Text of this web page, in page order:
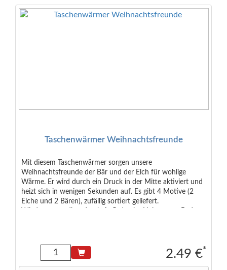
Taschenwärmer Weihnachtsfreunde
Mit diesem Taschenwärmer sorgen unsere
Weihnachtsfreunde der Bär und der Elch für wohlige
Wärme. Er wird durch ein Druck in der Mitte aktiviert und
heizt sich in wenigen Sekunden auf. Es gibt 4 Motive (2
Elche und 2 Bären), zufällig sortiert geliefert.
2.49 €*